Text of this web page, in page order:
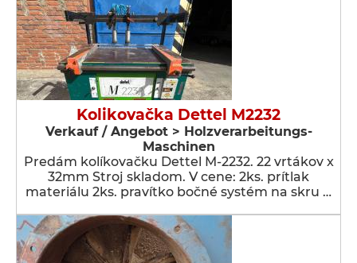
Kolikovačka Dettel M2232
Verkauf / Angebot > Holzverarbeitungs-
Maschinen
Predám kolíkovačku Dettel M-2232. 22 vrtákov x
32mm Stroj skladom. V cene: 2ks. prítlak
materiálu 2ks. pravítko bočné systém na skru …